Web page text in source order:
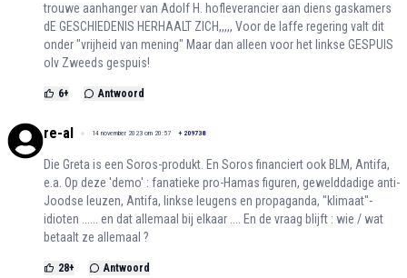
trouwe aanhanger van Adolf H. hofleverancier aan diens gaskamers
dE GESCHIEDENIS HERHAALT ZICH,,,,, Voor de laffe regering valt dit
onder "vrijheid van mening" Maar dan alleen voor het linkse GESPUIS
olv Zweeds gespuis!
6+ Antwoord
re-al 14 november 2023 om 20:57 + 209738
Die Greta is een Soros-produkt. En Soros financiert ook BLM, Antifa,
e.a. Op deze 'demo' : fanatieke pro-Hamas figuren, gewelddadige anti-
Joodse leuzen, Antifa, linkse leugens en propaganda, "klimaat"-
idioten ...... en dat allemaal bij elkaar .... En de vraag blijft : wie / wat
betaalt ze allemaal ?
28+ Antwoord